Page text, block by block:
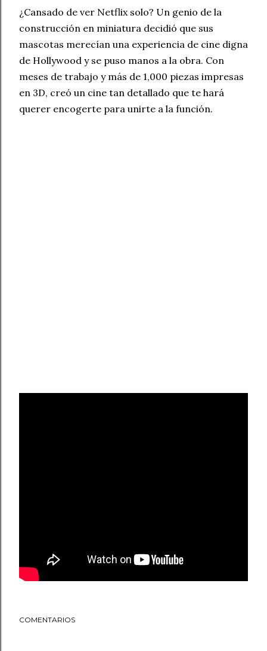
¿Cansado de ver Netflix solo? Un genio de la
construcción en miniatura decidió que sus
mascotas merecían una experiencia de cine digna
de Hollywood y se puso manos a la obra. Con
meses de trabajo y más de 1,000 piezas impresas
en 3D, creó un cine tan detallado que te hará
querer encogerte para unirte a la función.
COMENTARIOS